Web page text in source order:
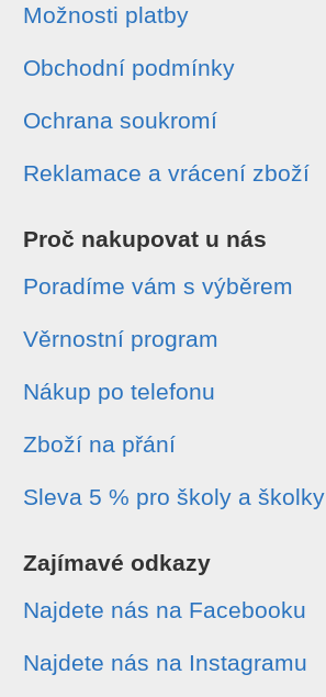
Možnosti platby
Obchodní podmínky
Ochrana soukromí
Reklamace a vrácení zboží
Proč nakupovat u nás
Poradíme vám s výběrem
Věrnostní program
Nákup po telefonu
Zboží na přání
Sleva 5 % pro školy a školky
Zajímavé odkazy
Najdete nás na Facebooku
Najdete nás na Instagramu